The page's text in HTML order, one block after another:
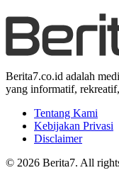
Berita7.co.id adalah
yang informatif,
Tentang Kami
Kebijakan Privasi
Disclaimer
© 2026 Berita7. All